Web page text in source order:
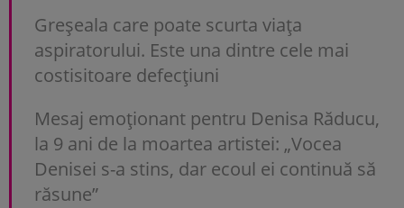
Greșeala care poate scurta viața
aspiratorului. Este una dintre cele mai
costisitoare defecțiuni
Mesaj emoționant pentru Denisa Răducu,
la 9 ani de la moartea artistei: „Vocea
Denisei s-a stins, dar ecoul ei continuă să
răsune”